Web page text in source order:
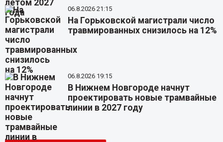
06.8.2026 21:15
На Горьковской магистрали число
травмированных снизилось на 12%
06.8.2026 19:15
В Нижнем Новгороде начнут
проектировать новые трамвайные
линии в 2027 году